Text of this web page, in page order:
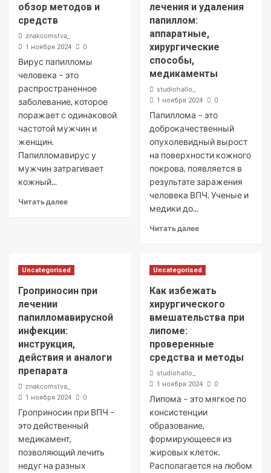
обзор методов и
средств
znakcomstva_
1 ноября 2024 0
Вирус папилломы
человека – это
распространенное
заболевание, которое
поражает с одинаковой
частотой мужчин и
женщин.
Папилломавирус у
мужчин затрагивает
кожный...
Читать далее
лечения и удаления
папиллом:
аппаратные,
хирургические
способы,
медикаменты
studiohallo_
1 ноября 2024 0
Папиллома – это
доброкачественный
опухолевидный вырост
на поверхности кожного
покрова, появляется в
результате заражения
человека ВПЧ. Ученые и
медики до...
Читать далее
Uncategorised
Гроприносин при
лечении
папилломавирусной
инфекции:
инструкция,
действия и аналоги
препарата
znakcomstva_
1 ноября 2024 0
Гроприносин при ВПЧ –
это действенный
медикамент,
позволяющий лечить
недуг на разных
Uncategorised
Как избежать
хирургического
вмешательства при
липоме:
проверенные
средства и методы
studiohallo_
1 ноября 2024 0
Липома – это мягкое по
консистенции
образование,
формирующееся из
жировых клеток.
Располагается на любом